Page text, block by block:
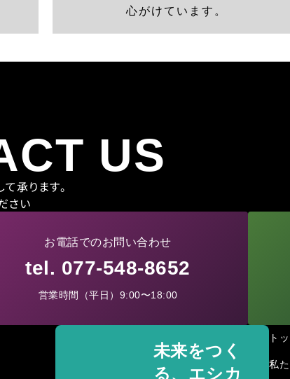
心がけています。
US
承ります。
さい
お電話でのお問い合わせ
tel. 077-548-8652
営業時間（平日）9:00〜18:00
未来をつく
る、エシカ
ト
私